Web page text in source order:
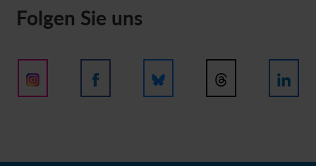
Folgen Sie uns